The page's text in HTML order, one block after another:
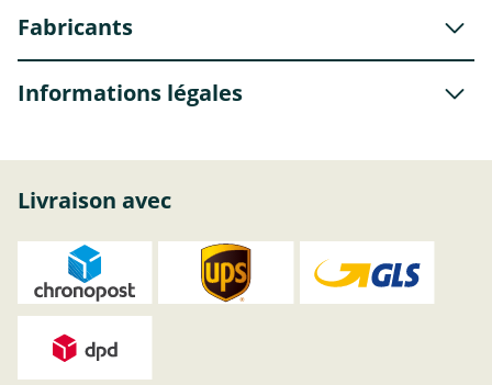
Fabricants
Informations légales
Livraison avec